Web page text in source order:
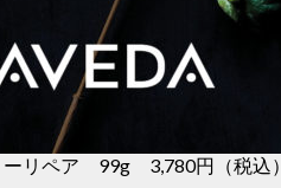
リペア 99g 3,780円（税込）